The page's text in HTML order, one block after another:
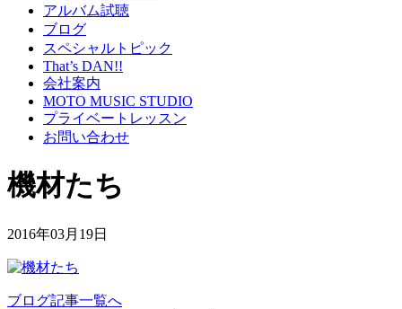
アルバム試聴
ブログ
スペシャルトピック
That’s DAN!!
会社案内
MOTO MUSIC STUDIO
プライベートレッスン
お問い合わせ
機材たち
2016年03月19日
ブログ記事一覧へ